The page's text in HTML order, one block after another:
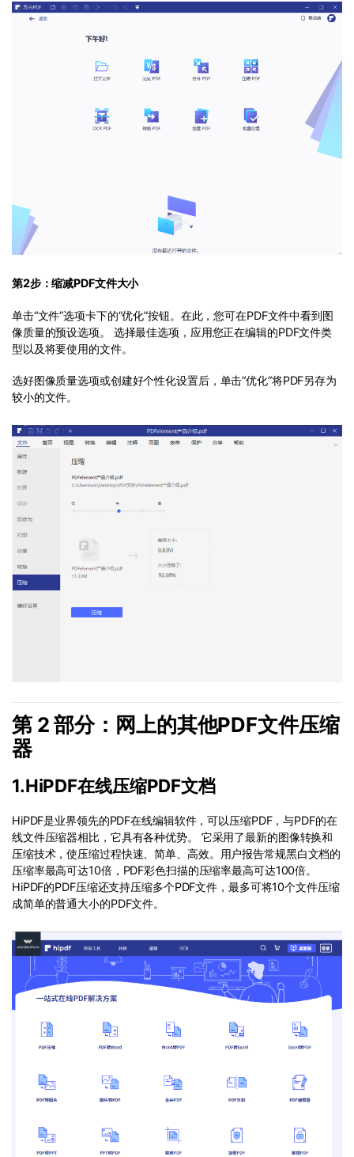
PDF OCR
第2步：缩减PDF文件大小
单击“文件”选项卡下的“优化”按钮。在此，您可在PDF文件中看到图
像质量的预设选项。 选择最佳选项，应用您正在编辑的PDF文件类
型以及将要使用的文件。
选好图像质量选项或创建好个性化设置后，单击“优化”将PDF另存为
较小的文件。
第 2 部分：网上的其他PDF文件压缩
器
1.HiPDF在线压缩PDF文档
HiPDF是业界领先的PDF在线编辑软件，可以压缩PDF，与PDF的在
线文件压缩器相比，它具有各种优势。 它采用了最新的图像转换和
压缩技术，使压缩过程快速、简单、高效。用户报告常规黑白文档的
压缩率最高可达10倍，PDF彩色扫描的压缩率最高可达100倍。
HiPDF的PDF压缩还支持压缩多个PDF文件，最多可将10个文件压缩
成简单的普通大小的PDF文件。